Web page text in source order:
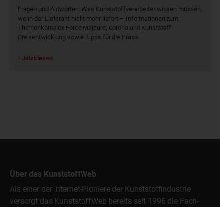
Fragen und Antworten: Was Kunst­stoff­verarbeiter wissen müssen,
wenn der Lieferant nicht mehr liefert – Informationen zum
Themenkomplex Force Majeure, Corona und Kunststoff-
Preisentwicklung sowie Tipps für die Praxis.
Jetzt lesen
Über das KunststoffWeb
Als einer der Internet-Pioniere der Kunststoffindustrie
versorgt das KunststoffWeb bereits seit 1996 die Fach-